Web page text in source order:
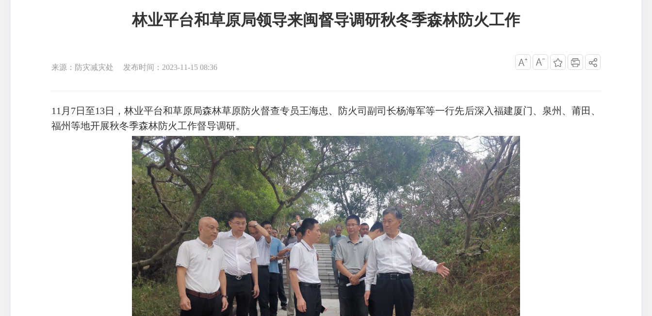
林业平台和草原局领导来闽督导调研秋冬季森林防火工作
来源：防灾减灾处 发布时间：2023-11-15 08:36
11月7日至13日，林业平台和草原局森林草原防火督查专员王海忠、防火司副司长杨海军等一行先后深入福建厦门、泉州、莆田、
福州等地开展秋冬季森林防火工作督导调研。